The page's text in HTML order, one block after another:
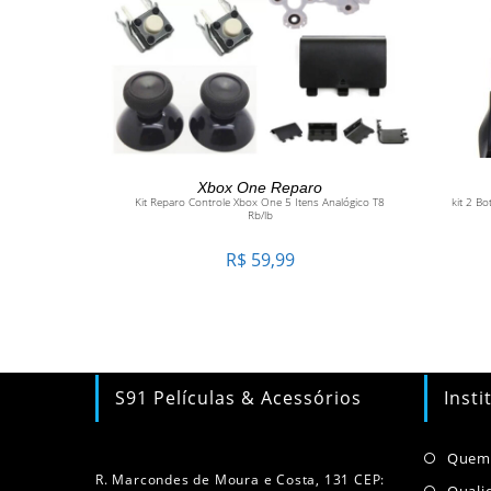
ADICIONAR AO CARRINHO
Xbox One Reparo
Kit Reparo Controle Xbox One 5 Itens Analógico T8
Rb/lb
R$ 59,99
kit 2
S91 Películas & Acessórios
R. Marcondes de Moura e Costa, 131 CEP: